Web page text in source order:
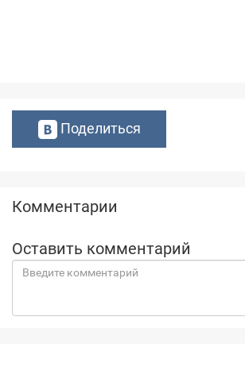
Поделиться
Комментарии
Оставить комментарий